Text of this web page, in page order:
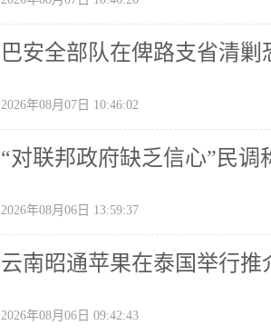
巴安全部队在俾路支省清
2026年08月07日 10:46:02
“对联邦政府缺乏信心”民
2026年08月06日 13:59:37
云南昭通苹果在泰国举行推
2026年08月06日 09:42:43